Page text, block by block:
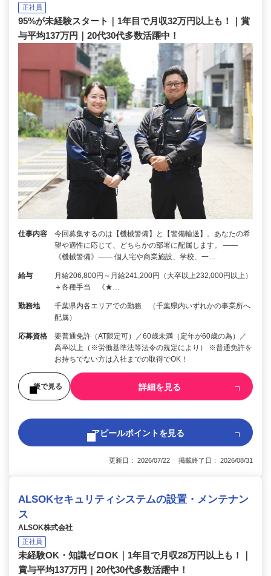
正社員
95%が未経験スタート｜1年目で月収32万円以上も！｜賞
与平均137万円｜20代30代多数活躍中！
仕事内容
今回募集するのは【機械警備】と【警備輸送】。あなたの希
望や適性に応じて、どちらかの部署に配属します。 ――
《機械警備》―― 個人宅や商業施設、学校、一…
給与
月給206,800円～月給241,200円（大卒以上232,000円以上）
＋各種手当 《★…
勤務地
千葉県内各エリアでの勤務 （千葉県内いずれかの事業所へ
配属）
応募資格
要普通免許（AT限定可）／60歳未満（定年が60歳の為）／
高卒以上（※労働基準法等法令の規定により） ※普通免許を
お持ちでない方は入社までの取得でOK！
後で見る 詳細を見る
アピールポイントを見る
更新日： 2026/07/22 掲載終了日： 2026/08/31
ALSOKセキュリティシステムの設置・メンテナン
ス
ALSOK株式会社
正社員
未経験OK・知識ゼロOK｜1年目で月収28万円以上も！｜
賞与平均137万円｜20代30代多数活躍中！